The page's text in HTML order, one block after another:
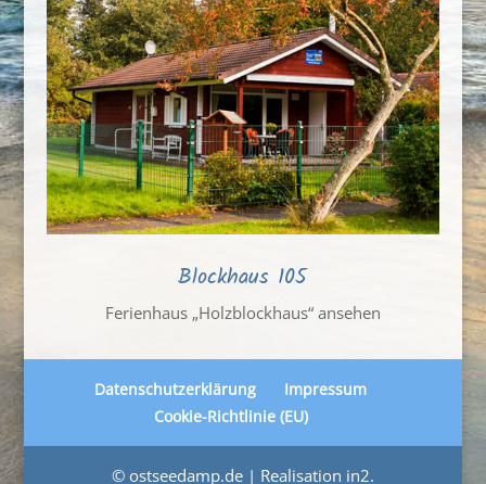
Blockhaus 105
Ferienhaus „Holzblockhaus“ ansehen
Datenschutzerklärung
Impressum
Cookie-Richtlinie (EU)
© ostseedamp.de | Realisation in2.